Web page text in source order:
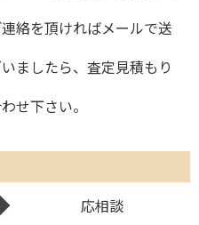
絡を頂ければメールで送
ましたら、査定見積もり
せ下さい。
応相談